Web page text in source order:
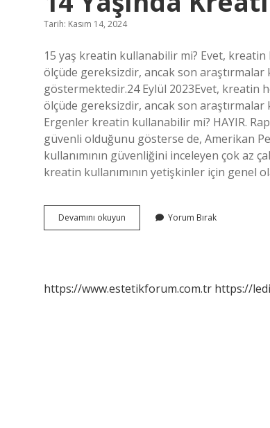
Tarih: Kasım 14, 2024
15 yaş kreatin kullanabilir mi? Evet,
ölçüde gereksizdir, ancak son araştırmalar
göstermektedir.24 Eylül 2023Evet, kreatin
ölçüde gereksizdir, ancak son
Ergenler kreatin kullanabilir mi? HAYIR.
güvenli olduğunu gösterse de, Amerikan
kullanımının güvenliğini inceleyen çok az
kreatin kullanımının yetişkinler için genel
Devamını okuyun
Yaşında
Yorum Bırak
https://www.estetikforum.com.tr https://